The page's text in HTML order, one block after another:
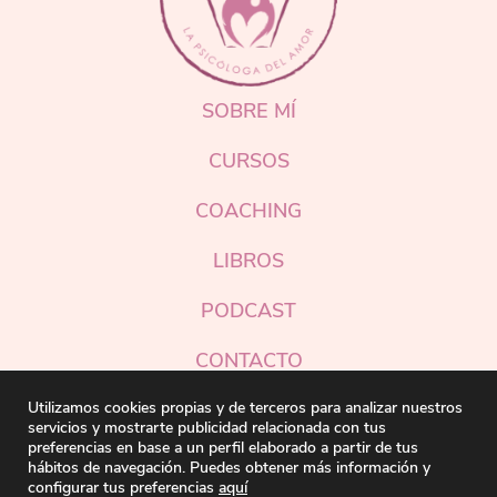
SOBRE MÍ
CURSOS
COACHING
LIBROS
PODCAST
CONTACTO
Instagram
Utilizamos cookies propias y de terceros para analizar nuestros
servicios y mostrarte publicidad relacionada con tus
preferencias en base a un perfil elaborado a partir de tus
hábitos de navegación. Puedes obtener más información y
configurar tus preferencias aquí